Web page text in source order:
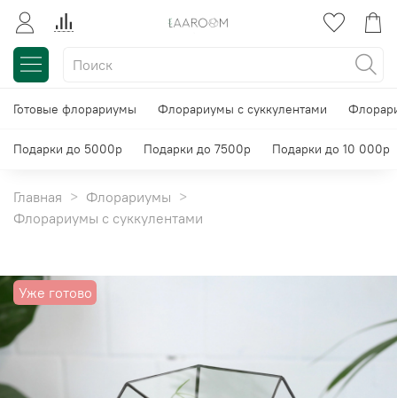
Готовые флорариумы Флорариумы с суккулентами
Подарки до 5000р Подарки до 7500р Подарки до 10 000р
Главная
Флорариумы
Флорариумы с суккулентами
Уже готово